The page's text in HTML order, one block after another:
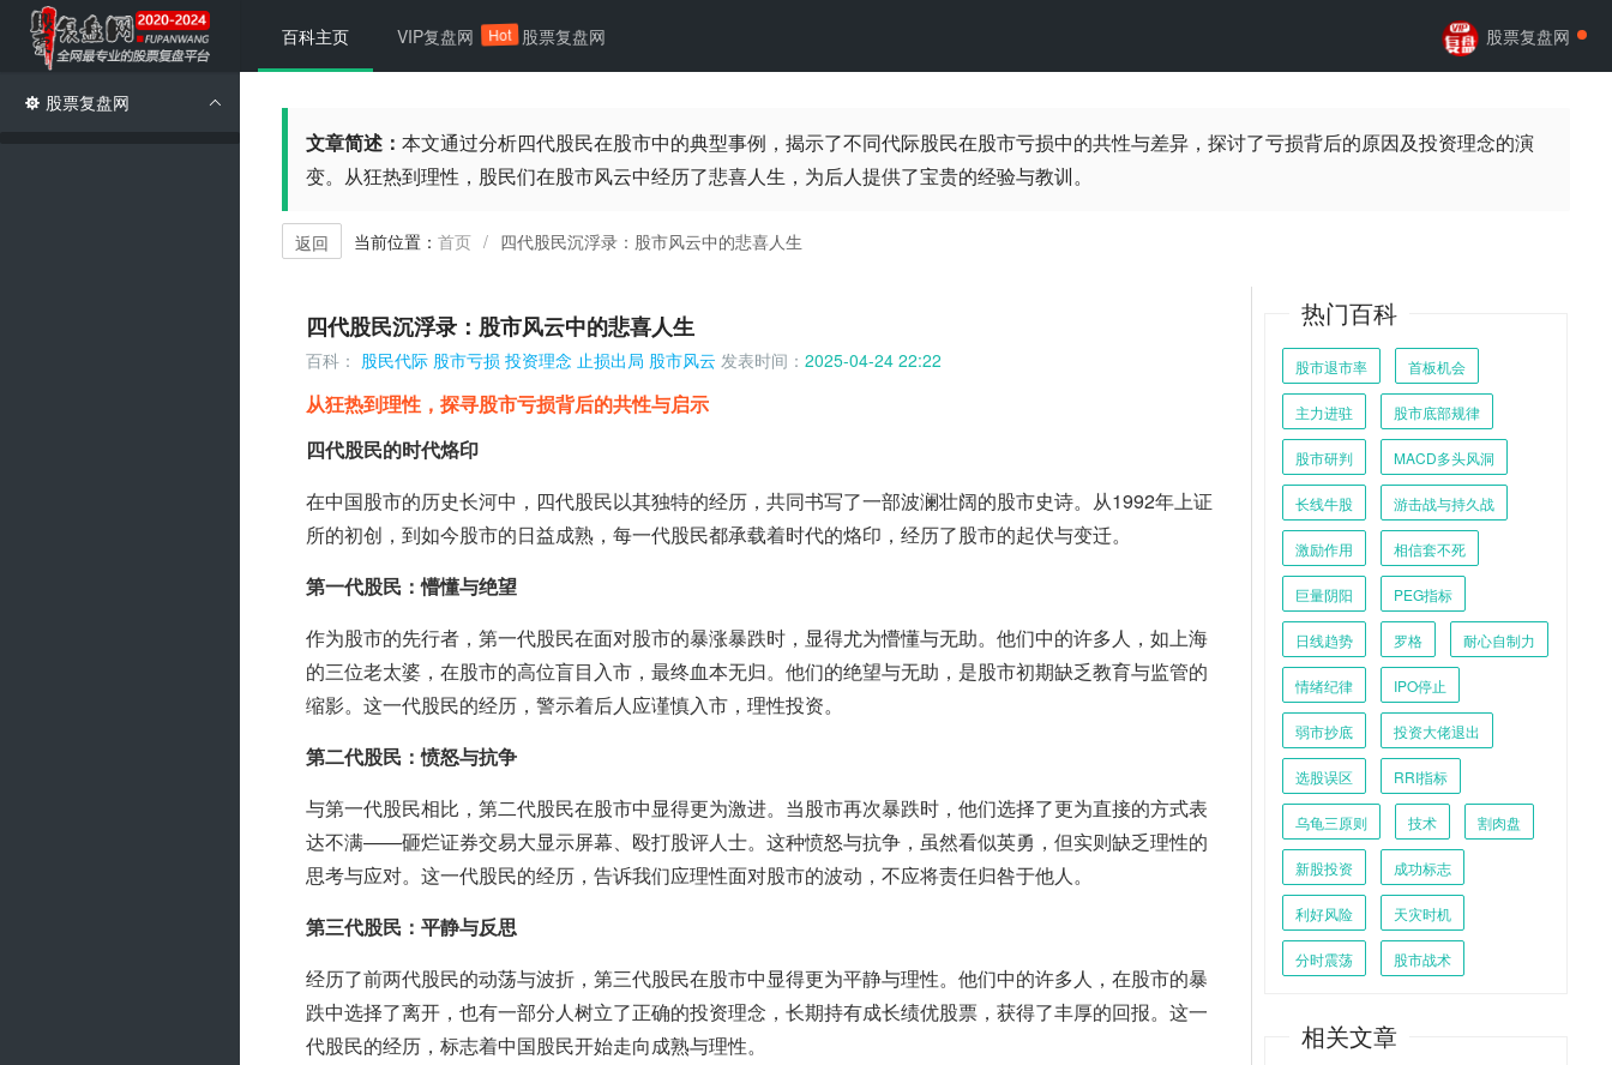
文章简述： 本文通过分析四代股民在股市中的典型事例，揭示了不同代际股民在股市亏损中的共性与差异，探讨了亏损背后的原因及投资理念的演
变。从狂热到理性，股民们在股市风云中经历了悲喜人生，为后人提供了宝贵的经验与教训。
返回 当前位置： 首页 / 四代股民沉浮录：股市风云中的悲喜人生
四代股民沉浮录：股市风云中的悲喜人生
百科： 股民代际 股市亏损 投资理念 止损出局 股市风云 发表时间： 2025-04-24 22:22
从狂热到理性，探寻股市亏损背后的共性与启示
四代股民的时代烙印
在中国股市的历史长河中，四代股民以其独特的经历，共同书写了一部波澜壮阔的股市史诗。从1992年上证
所的初创，到如今股市的日益成熟，每一代股民都承载着时代的烙印，经历了股市的起伏与变迁。
第一代股民：懵懂与绝望
作为股市的先行者，第一代股民在面对股市的暴涨暴跌时，显得尤为懵懂与无助。他们中的许多人，如上海
的三位老太婆，在股市的高位盲目入市，最终血本无归。他们的绝望与无助，是股市初期缺乏教育与监管的
缩影。这一代股民的经历，警示着后人应谨慎入市，理性投资。
第二代股民：愤怒与抗争
与第一代股民相比，第二代股民在股市中显得更为激进。当股市再次暴跌时，他们选择了更为直接的方式表
达不满——砸烂证券交易大显示屏幕、殴打股评人士。这种愤怒与抗争，虽然看似英勇，但实则缺乏理性的
思考与应对。这一代股民的经历，告诉我们应理性面对股市的波动，不应将责任归咎于他人。
第三代股民：平静与反思
经历了前两代股民的动荡与波折，第三代股民在股市中显得更为平静与理性。他们中的许多人，在股市的暴
跌中选择了离开，也有一部分人树立了正确的投资理念，长期持有成长绩优股票，获得了丰厚的回报。这一
代股民的经历，标志着中国股民开始走向成熟与理性。
热门百科
股市退市率 首板机会
主力进驻 股市底部规律
股市研判 MACD多头风洞
长线牛股 游击战与持久战
激励作用 相信套不死
巨量阴阳 PEG指标
日线趋势 罗格 耐心自制力
情绪纪律 IPO停止
弱市抄底 投资大佬退出
选股误区 RRI指标
乌龟三原则 技术 割肉盘
新股投资 成功标志
利好风险 天灾时机
分时震荡 股市战术
相关文章
百科主页 VIP复盘网 Hot 股票复盘网 股票复盘网
股票复盘网